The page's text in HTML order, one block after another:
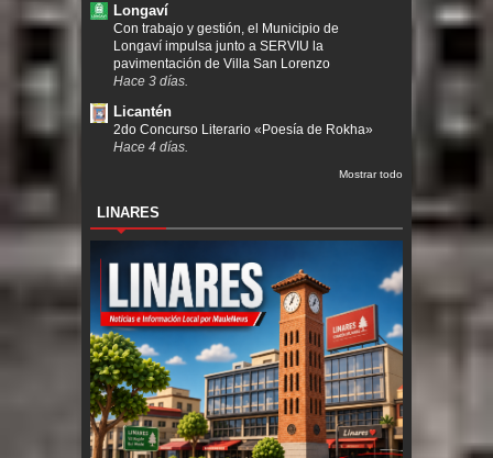
Longaví
Con trabajo y gestión, el Municipio de
Longaví impulsa junto a SERVIU la
pavimentación de Villa San Lorenzo
Hace 3 días.
Licantén
2do Concurso Literario «Poesía de Rokha»
Hace 4 días.
Mostrar todo
LINARES